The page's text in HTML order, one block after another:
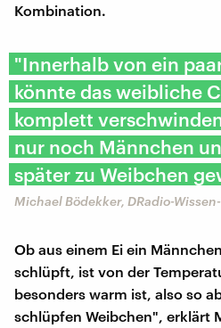
Kombination.
"Innerhalb von ein
könnte das weibliche
komplett
nur noch Männchen
später zu Weibchen
Michael Bödekker, DRadio-
Ob aus einem Ei ein
schlüpft, ist von der
besonders warm ist, also so
schlüpfen Weibchen", erklärt